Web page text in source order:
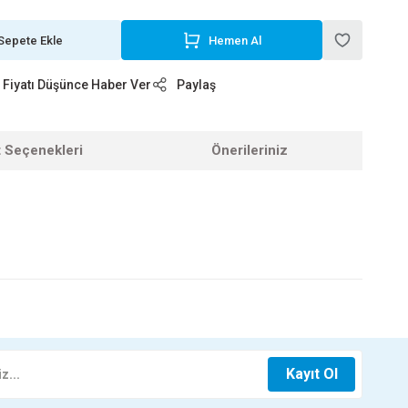
Ekle Hemen Al
Fiyatı Düşünce Haber Ver Paylaş
Seçenekleri Önerileriniz
FİŞ 3LÜ KTX-2970
TL
Kayıt Ol